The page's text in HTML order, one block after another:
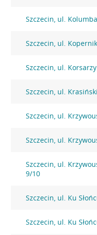
Szczecin, ul.
Szczecin, ul.
Szczecin, ul.
Szczecin, ul.
Szczecin, ul.
Szczecin, ul.
Szczecin, ul.
9/10
Szczecin, ul. Ku
Szczecin, ul. Ku